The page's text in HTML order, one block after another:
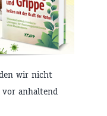
wir nicht
vor anhaltend